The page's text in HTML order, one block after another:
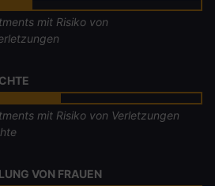
mit Risiko von
mit Risiko von Verletzungen
VON FRAUEN